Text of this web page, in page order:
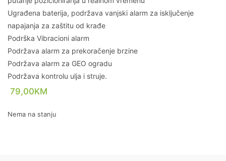
Ugrađena baterija, podržava vanjski alarm za isključenje
napajanja za zaštitu od krađe
Podrška Vibracioni alarm
Podržava alarm za prekoračenje brzine
Podržava alarm za GEO ogradu
Podržava kontrolu ulja i struje.
79,00KM
Nema na stanju